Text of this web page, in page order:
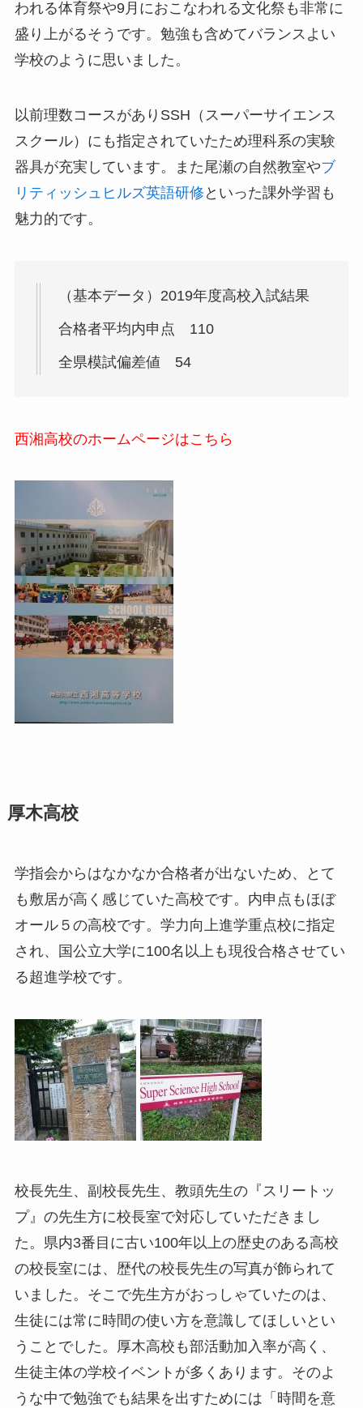
われる体育祭や9月におこなわれる文化祭も非常に
盛り上がるそうです。勉強も含めてバランスよい
学校のように思いました。
以前理数コースがありSSH（スーパーサイエンス
スクール）にも指定されていたため理科系の実験
器具が充実しています。また尾瀬の自然教室やブ
リティッシュヒルズ英語研修 といった課外学習も
魅力的です。
（基本データ）2019年度高校入試結果
合格者平均内申点 110
全県模試偏差値 54
西湘高校のホームページはこちら
厚木高校
学指会からはなかなか合格者が出ないため、とて
も敷居が高く感じていた高校です。内申点もほぼ
オール５の高校です。学力向上進学重点校に指定
され、国公立大学に100名以上も現役合格させてい
る超進学校です。
校長先生、副校長先生、教頭先生の『スリートッ
プ』の先生方に校長室で対応していただきまし
た。県内3番目に古い100年以上の歴史のある高校
の校長室には、歴代の校長先生の写真が飾られて
いました。そこで先生方がおっしゃていたのは、
生徒には常に時間の使い方を意識してほしいとい
うことでした。厚木高校も部活動加入率が高く、
生徒主体の学校イベントが多くあります。そのよ
うな中で勉強でも結果を出すためには「時間を意